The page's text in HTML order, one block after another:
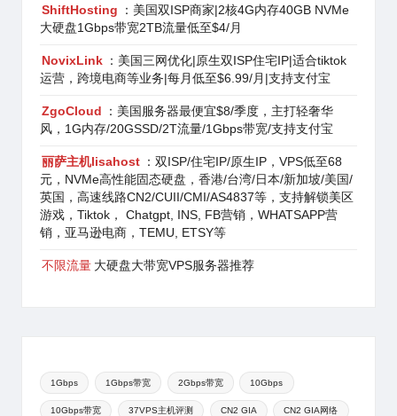
ShiftHosting
：美国双ISP商家|2核4G内存40GB NVMe
大硬盘1Gbps带宽2TB流量低至$4/月
NovixLink ：美国三网优化|原生双ISP住宅IP|适合tiktok
运营，跨境电商等业务|每月低至$6.99/月|支持支付宝
ZgoCloud
：美国服务器最便宜$8/季度，主打轻奢华
风，1G内存/20GSSD/2T流量/1Gbps带宽/支持支付宝
丽萨主机lisahost ：双ISP/住宅IP/原生IP，VPS低至68
元，NVMe高性能固态硬盘，香港/台湾/日本/新加坡/美国/
英国，高速线路CN2/CUII/CMI/AS4837等，支持解锁美区
游戏，Tiktok， Chatgpt, INS, FB营销，WHATSAPP营
销，亚马逊电商，TEMU, ETSY等
不限流量 大硬盘大带宽VPS服务器推荐
1Gbps 1Gbps带宽 2Gbps带宽 10Gbps
10Gbps带宽 37VPS主机评测 CN2 GIA CN2 GIA网络